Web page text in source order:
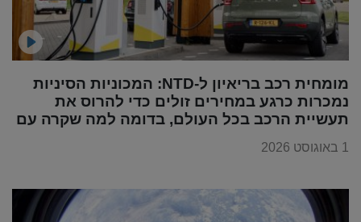
מומחית רכב בריאיון ל-NTD: המכוניות הסיניות
נמכרות כרגע במחירים זולים כדי להרוס את
תעשיית הרכב בכל העולם, בדומה למה שקרה עם
1 באוגוסט 2026